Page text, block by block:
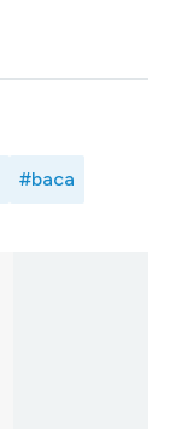
#baca